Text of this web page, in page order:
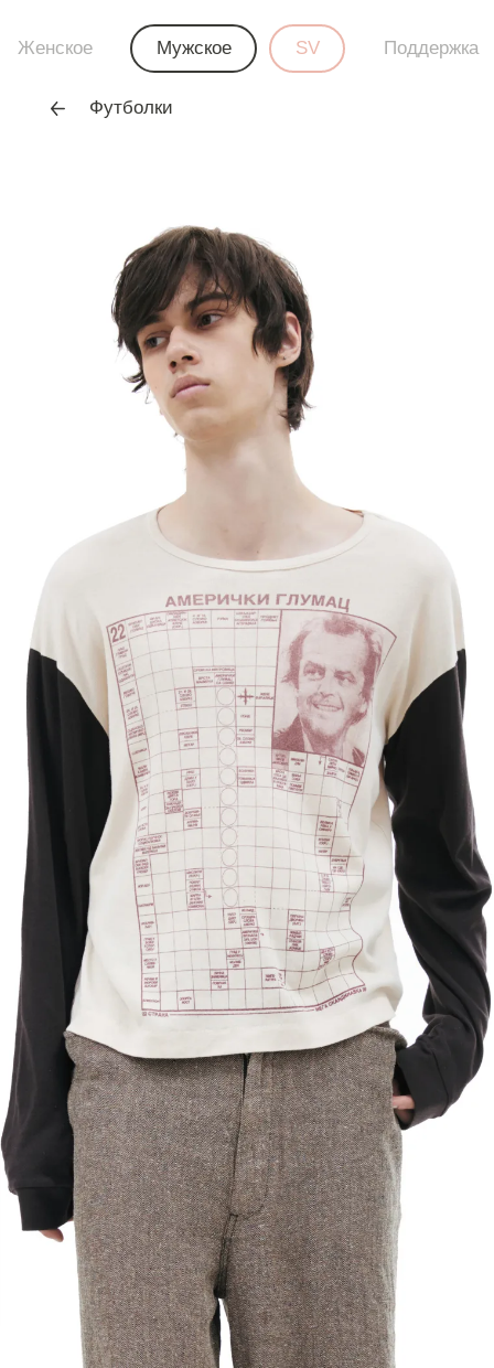
Женское Мужское SV Поддержка
Футболки